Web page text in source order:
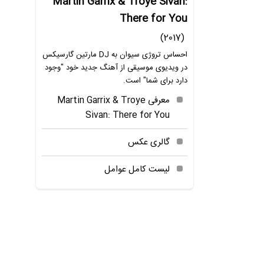
There for You
(2017)
احساس تروژی سیوان به DJ مارتین گارسیکس
در ویدیوی موسیقی از آهنگ جدید خود "وجود
دارد برای شما" است.
معرفی Martin Garrix & Troye
Sivan: There for You
گالری عکس
لیست کامل عوامل